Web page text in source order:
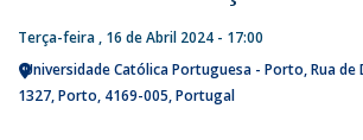
Terça-feira , 16 de Abril 2024 - 17:00
Universidade Católica Portuguesa - Porto Rua
1327 Porto 4169-005 Portugal